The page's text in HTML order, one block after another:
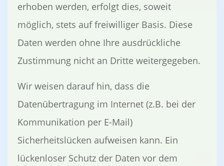
erhoben werden, erfolgt dies, soweit
möglich, stets auf freiwilliger Basis. Diese
Daten werden ohne Ihre ausdrückliche
Zustimmung nicht an Dritte weitergegeben.
Wir weisen darauf hin, dass die
Datenübertragung im Internet (z.B. bei der
Kommunikation per E-Mail)
Sicherheitslücken aufweisen kann. Ein
lückenloser Schutz der Daten vor dem